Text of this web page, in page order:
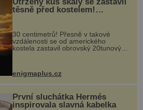
těsně před kostelem!
Ochránila ho boží síla?
30 centimetrů! Přesně v takové
vzdálenosti se od amerického
kostela zastavil obrovský 20tunový
...
enigmaplus.cz
První sluchátka Hermés
inspirovala slavná kabelka